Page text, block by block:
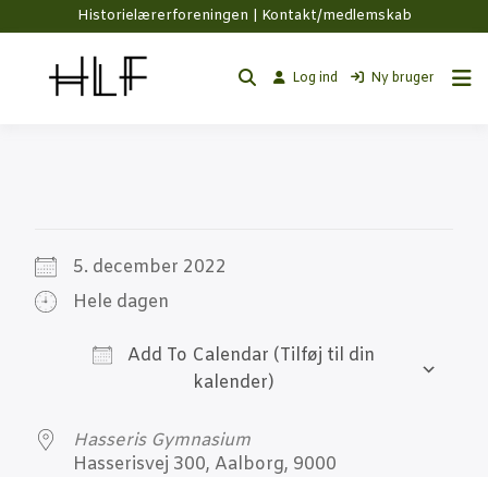
Historielærerforeningen | Kontakt/medlemskab
Log ind Ny bruger
5. decem­ber 2022
Hele dagen
Add To Calendar
Has­se­ris Gymnasium
Has­se­ris­vej 300, Aal­borg, 9000